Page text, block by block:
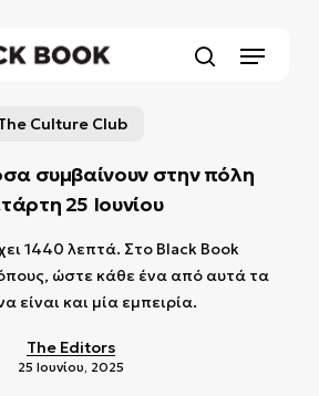
Menu
Culture Club
συμβαίνουν στην πόλη
25 Ιουνίου
1440 λεπτά. Στο Black Book
ώστε κάθε ένα από αυτά τα
είναι και μία εμπειρία.
The Editors
25 Ιουνίου, 2025